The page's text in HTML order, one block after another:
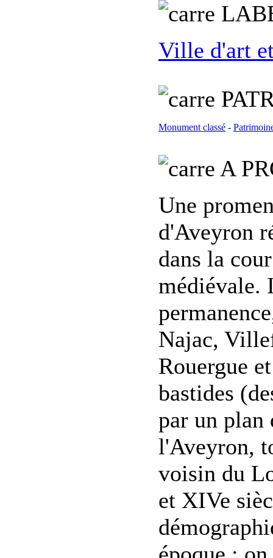
L
Ville d'art
Monument classé -
A
Une
d'Aveyron
dans la
médiévale.
Najac,
Rouergue
bastides
par un plan
l'Aveyron,
voisin du
et XIVe